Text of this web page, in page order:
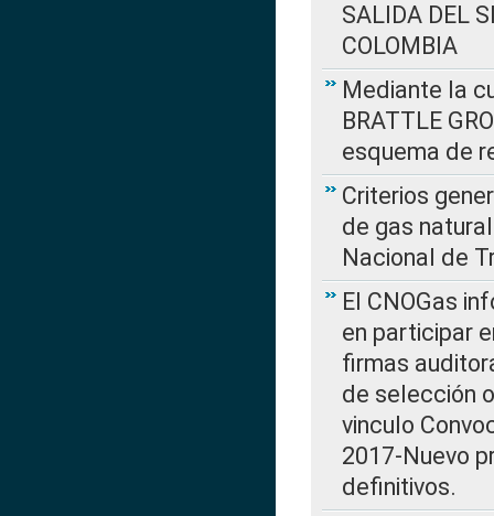
SALIDA DEL
COLOMBIA
Mediante la
BRATTLE
esquema de
Criterios
de gas
Nacional de
El CNOGas
en participar
firmas
de selección
vinculo
2017-Nuevo
definitivos.